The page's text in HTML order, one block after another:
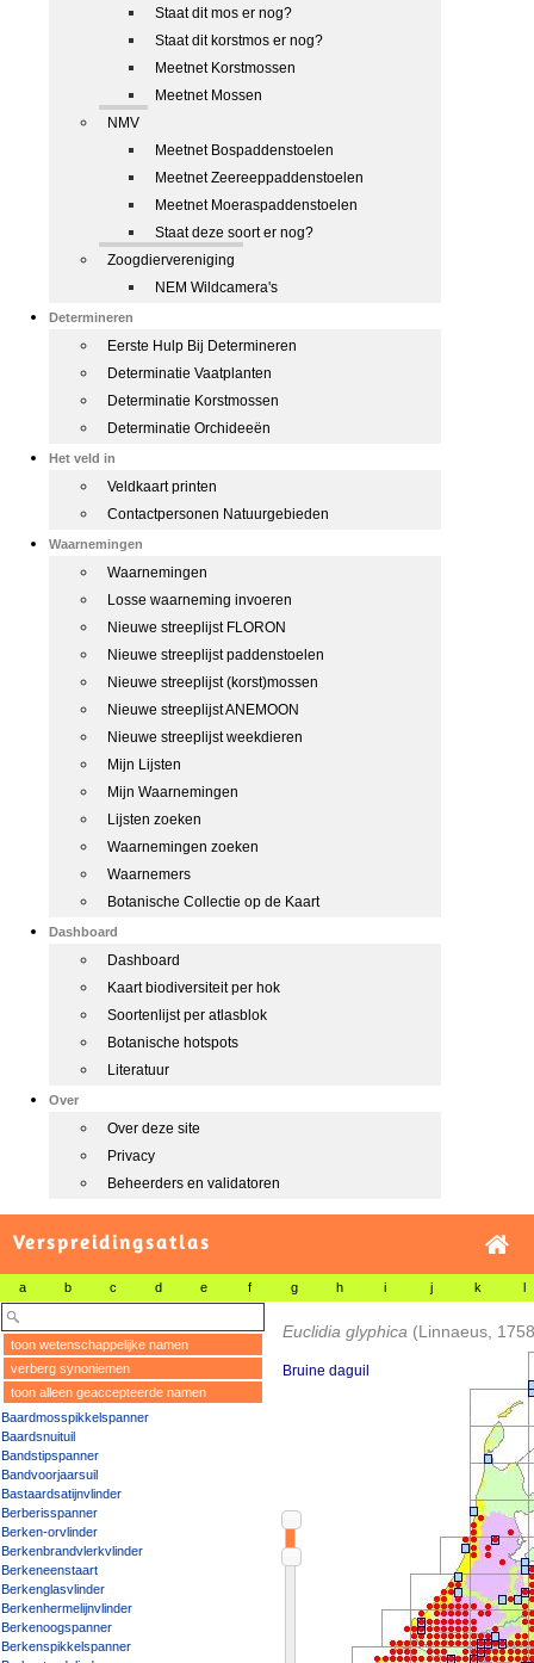
Staat dit mos er nog?
Staat dit korstmos er nog?
Meetnet Korstmossen
Meetnet Mossen
NMV
Meetnet Bospaddenstoelen
Meetnet Zeereeppaddenstoelen
Meetnet Moeraspaddenstoelen
Staat deze soort er nog?
Zoogdiervereniging
NEM Wildcamera's
Determineren
Eerste Hulp Bij Determineren
Determinatie Vaatplanten
Determinatie Korstmossen
Determinatie Orchideeën
Het veld in
Veldkaart printen
Contactpersonen Natuurgebieden
Waarnemingen
Waarnemingen
Losse waarneming invoeren
Nieuwe streeplijst FLORON
Nieuwe streeplijst paddenstoelen
Nieuwe streeplijst (korst)mossen
Nieuwe streeplijst ANEMOON
Nieuwe streeplijst weekdieren
Mijn Lijsten
Mijn Waarnemingen
Lijsten zoeken
Waarnemingen zoeken
Waarnemers
Botanische Collectie op de Kaart
Dashboard
Dashboard
Kaart biodiversiteit per hok
Soortenlijst per atlasblok
Botanische hotspots
Literatuur
Over
Over deze site
Privacy
Beheerders en validatoren
Verspreidingsatlas
a b c d e f g h i j k l
toon wetenschappelijke namen
verberg synoniemen
toon alleen geaccepteerde namen
Baardmosspikkelspanner
Baardsnuituil
Bandstipspanner
Bandvoorjaarsuil
Bastaardsatijnvlinder
Berberisspanner
Berken-orvlinder
Berkenbrandvlerkvlinder
Berkeneenstaart
Berkenglasvlinder
Berkenhermelijnvlinder
Berkenoogspanner
Berkenspikkelspanner
Euclidia glyphica (Linnaeus,
Bruine daguil